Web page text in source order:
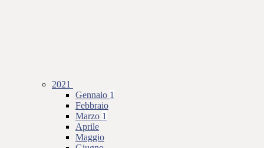
2021
Gennaio 1
Febbraio
Marzo 1
Aprile
Maggio